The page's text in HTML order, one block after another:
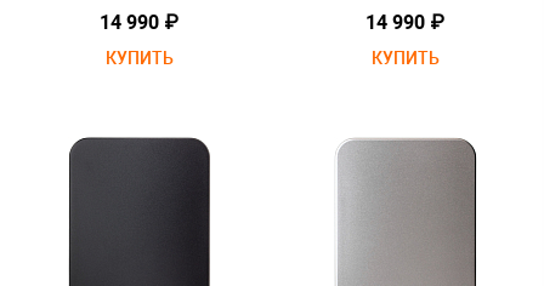
14 990 ₽
КУПИТЬ
14 990 ₽
КУПИТЬ